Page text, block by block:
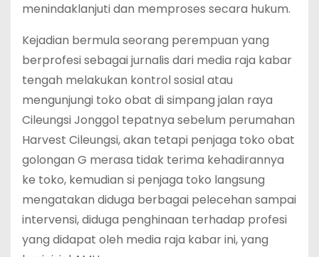
menindaklanjuti dan memproses secara hukum.
Kejadian bermula seorang perempuan yang
berprofesi sebagai jurnalis dari media raja kabar
tengah melakukan kontrol sosial atau
mengunjungi toko obat di simpang jalan raya
Cileungsi Jonggol tepatnya sebelum perumahan
Harvest Cileungsi, akan tetapi penjaga toko obat
golongan G merasa tidak terima kehadirannya
ke toko, kemudian si penjaga toko langsung
mengatakan diduga berbagai pelecehan sampai
intervensi, diduga penghinaan terhadap profesi
yang didapat oleh media raja kabar ini, yang